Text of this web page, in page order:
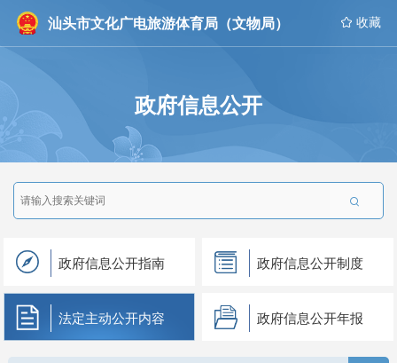
汕头市文化广电旅游体育局（文物局）  收藏
政府信息公开

政府信息公开指南 政府信息公开制度
法定主动公开内容 政府信息公开年报